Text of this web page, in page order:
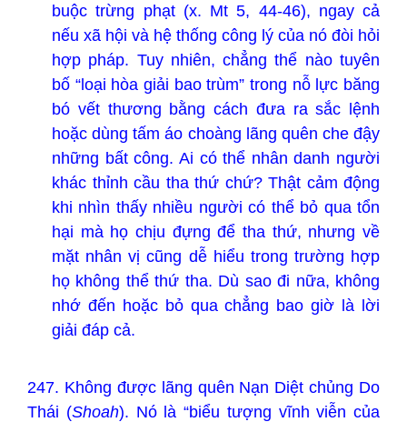
buộc trừng phạt (x. Mt 5, 44-46), ngay cả
nếu xã hội và hệ thống công lý của nó đòi hỏi
hợp pháp. Tuy nhiên, chẳng thể nào tuyên
bố “loại hòa giải bao trùm” trong nỗ lực băng
bó vết thương bằng cách đưa ra sắc lệnh
hoặc dùng tấm áo choàng lãng quên che đậy
những bất công. Ai có thể nhân danh người
khác thỉnh cầu tha thứ chứ? Thật cảm động
khi nhìn thấy nhiều người có thể bỏ qua tổn
hại mà họ chịu đựng để tha thứ, nhưng về
mặt nhân vị cũng dễ hiểu trong trường hợp
họ không thể thứ tha. Dù sao đi nữa, không
nhớ đến hoặc bỏ qua chẳng bao giờ là lời
giải đáp cả.
247. Không được lãng quên Nạn Diệt chủng Do
Thái (Shoah). Nó là “biểu tượng vĩnh viễn của